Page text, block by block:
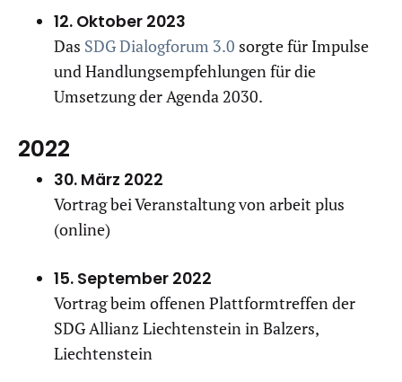
12. Oktober 2023
Das SDG Dialogforum 3.0 sorgte für Impulse
und Handlungsempfehlungen für die
Umsetzung der Agenda 2030.
2022
30. März 2022
Vortrag bei Veranstaltung von arbeit plus
(online)
15. September 2022
Vortrag beim offenen Plattformtreffen der
SDG Allianz Liechtenstein in Balzers,
Liechtenstein